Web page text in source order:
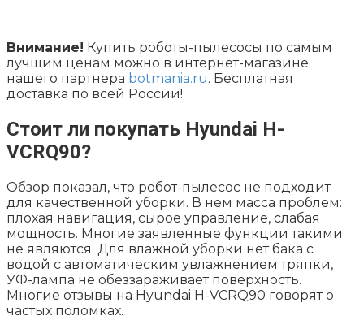
Внимание! Купить роботы-пылесосы по самым
лучшим ценам можно в интернет-магазине
нашего партнера botmania.ru. Бесплатная
доставка по всей России!
Стоит ли покупать Hyundai H-
VCRQ90?
Обзор показал, что робот-пылесос не подходит
для качественной уборки. В нем масса проблем:
плохая навигация, сырое управление, слабая
мощность. Многие заявленные функции такими
не являются. Для влажной уборки нет бака с
водой с автоматическим увлажнением тряпки,
УФ-лампа не обеззараживает поверхность.
Многие отзывы на Hyundai H-VCRQ90 говорят о
частых поломках.